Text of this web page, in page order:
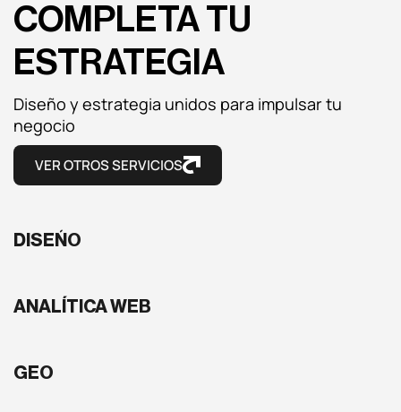
COMPLETA TU
ESTRATEGIA
Diseño y estrategia unidos para impulsar tu
negocio
VER OTROS SERVICIOS
DISEÑO
ANALÍTICA WEB
GEO